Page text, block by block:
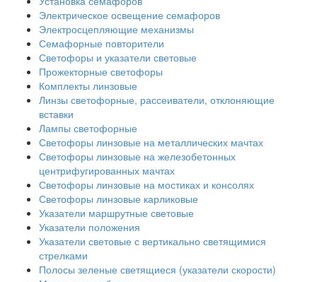
Электрическое освещение семафоров
Электросцепляющие механизмы
Семафорные повторители
Светофоры и указатели световые
Прожекторные светофоры
Комплекты линзовые
Линзы светофорные, рассеиватели, отклоняющие
вставки
Лампы светофорные
Светофоры линзовые на металлических мачтах
Светофоры линзовые на железобетонных
центрифугированных мачтах
Светофоры линзовые на мостиках и консолях
Светофоры линзовые карликовые
Указатели маршрутные световые
Указатели положения
Указатели световые с вертикально светящимися
стрелками
Полосы зеленые светящиеся (указатели скорости)